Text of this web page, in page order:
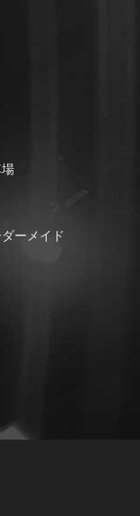
ーメイド